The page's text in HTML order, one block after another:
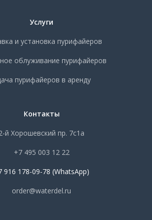
Услуги
и установка пурифайеров
облуживание пурифайеров
пурифайеров в аренду
Контакты
й Хорошевский пр. 7с1а
+7 495 003 12 22
916 178-09-78 (WhatsApp)
order@waterdel.ru